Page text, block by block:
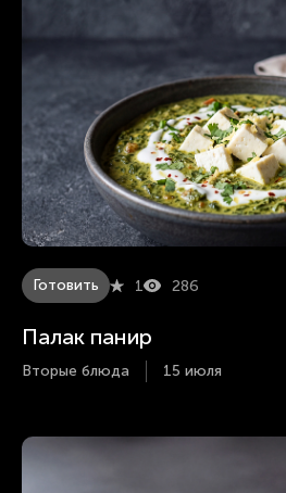
Готовить 1 286
Палак панир
Вторые блюда 15 июля